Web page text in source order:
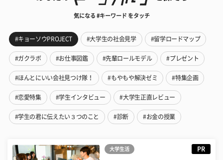
気になる #キーワード をタッチ
#キョーソウPROJECT #大学生の社会見学 #留学ロードマップ
#ガクラボ #お仕事図鑑 #先輩ロールモデル #プレゼント
#ほんとにいい会社見つけ隊！ #もやもや解決ゼミ #特集企画
#恋愛特集 #学生インタビュー #大学生正直レビュー
#学生の君に伝えたい３つのこと #診断 #お金の授業
大学生活 PR